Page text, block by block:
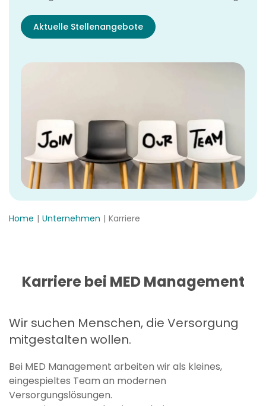
Aktuelle Stellenangebote
Home Unternehmen Karriere
Karriere bei MED Management
Wir suchen Menschen, die Versorgung
mitgestalten wollen.
Bei MED Management arbeiten wir als kleines,
eingespieltes Team an modernen
Versorgungslösungen.